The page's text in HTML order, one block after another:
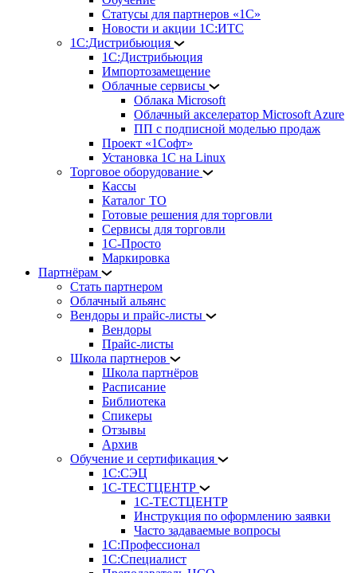
Статусы для партнеров «1С»
Новости и акции 1С:ИТС
1С:Дистрибьюция
1С:Дистрибьюция
Импортозамещение
Облачные сервисы
Облака Microsoft
Облачный акселератор Microsoft Azure
ПП с подписной моделью продаж
Проект «1Софт»
Установка 1С на Linux
Торговое оборудование
Кассы
Каталог ТО
Готовые решения для торговли
Сервисы для торговли
1С-Просто
Маркировка
Партнёрам
Стать партнером
Облачный альянс
Вендоры и прайс-листы
Вендоры
Прайс-листы
Школа партнеров
Школа партнёров
Расписание
Библиотека
Спикеры
Отзывы
Архив
Обучение и сертификация
1С:СЭЦ
1С-ТЕСТЦЕНТР
1С-ТЕСТЦЕНТР
Инструкция по оформлению заявки
Часто задаваемые вопросы
1С:Профессионал
1С:Специалист